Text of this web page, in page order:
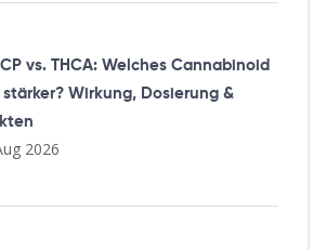
vs. THCA: Welches Cannabinoid
stärker? Wirkung, Dosierung &
2026